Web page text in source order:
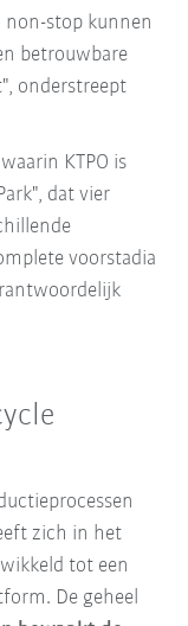
non-stop kunnen
betrouwbare
onderstreept
KTPO is
dat vier
voorstadia
zich in het
tot een
De geheel